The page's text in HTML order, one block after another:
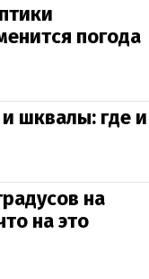
погода
шквалы: где и
на
на это